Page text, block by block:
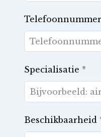
Telefoonnummer
Specialisatie *
Beschikbaarheid